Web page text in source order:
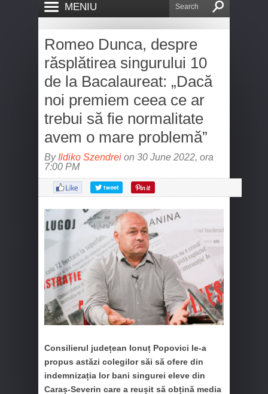
MENIU
Romeo Dunca, despre
răsplătirea singurului 10
de la Bacalaureat: „Dacă
noi premiem ceea ce ar
trebui să fie normalitate
avem o mare problemă”
By Ildiko Szendrei on 30 June 2022, ora
7:00 PM
Consilierul județean Ionuț Popovici le-a
propus astăzi colegilor săi să ofere din
indemnizația lor bani singurei eleve din
Caraș-Severin care a reușit să obțină media